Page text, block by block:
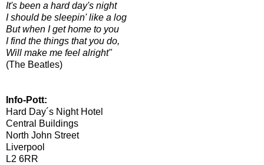
It's been a hard day's night
I should be sleepin' like a log
But when I get home to you
I find the things that you do,
Will make me feel alright"
(The Beatles)
Info-Pott:
Hard Day´s Night Hotel
Central Buildings
North John Street
Liverpool
L2 6RR